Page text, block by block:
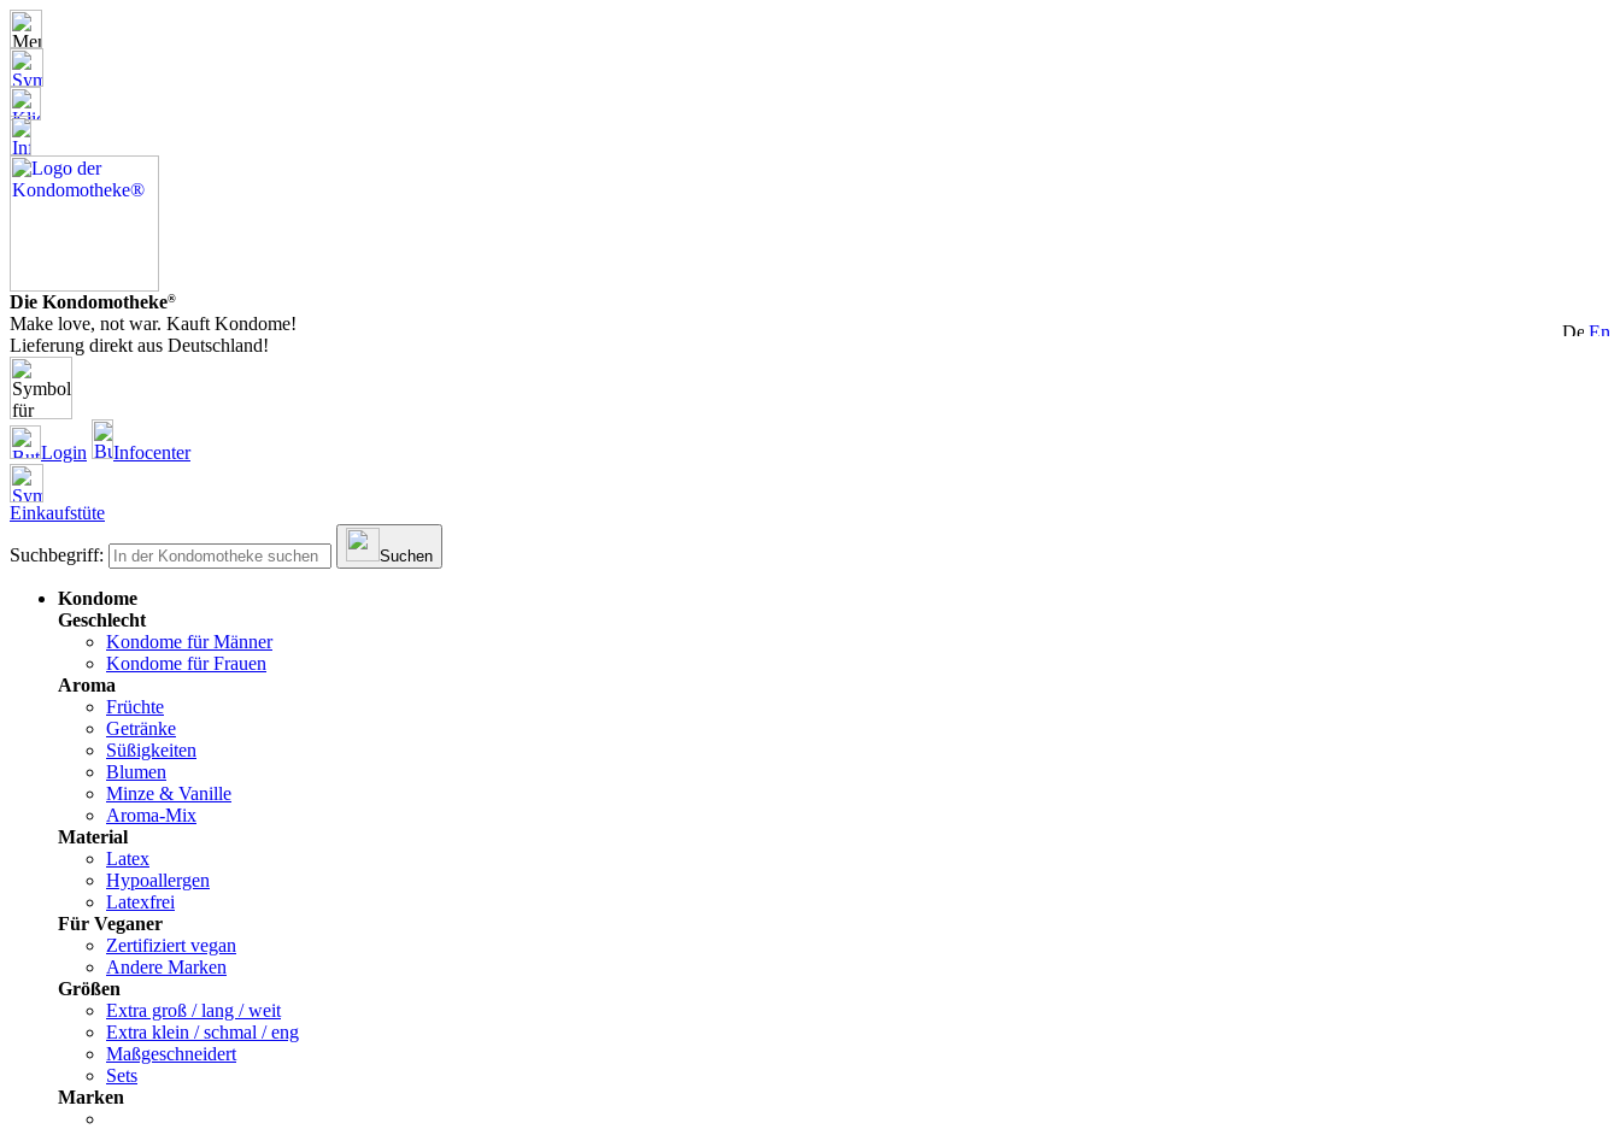
Die Kondomotheke®
Make love, not war. Kauft Kondome!
Lieferung direkt aus Deutschland!
Login Infocenter
Einkaufstüte
Suchbegriff: Suchen
Kondome
Geschlecht
Kondome für Männer
Kondome für Frauen
Aroma
Früchte
Getränke
Süßigkeiten
Blumen
Minze & Vanille
Aroma-Mix
Material
Latex
Hypoallergen
Latexfrei
Für Veganer
Zertifiziert vegan
Andere Marken
Größen
Extra groß / lang / weit
Extra klein / schmal / eng
Maßgeschneidert
Sets
Marken